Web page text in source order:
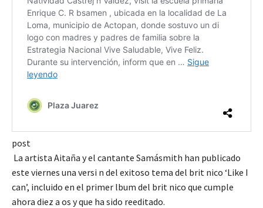
post
La artista Aitaña y el cantante Samásmith han publicado
este viernes una versi n del exitoso tema del brit nico ‘Like I
can’, incluido en el primer lbum del brit nico que cumple
ahora diez a os y que ha sido reeditado.